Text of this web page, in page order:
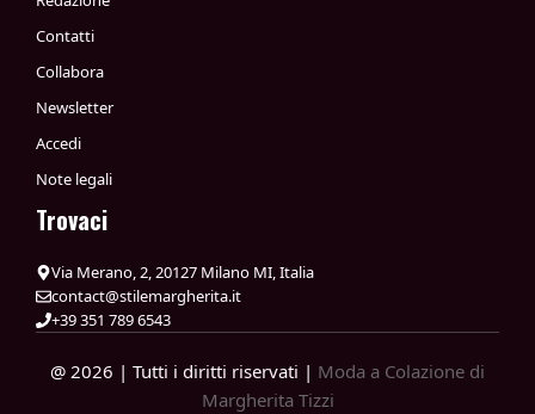
Contatti
Collabora
Newsletter
Accedi
Note legali
Trovaci
Via Merano, 2, 20127 Milano MI, Italia
contact@stilemargherita.it
+39 351 789 6543
@ 2026 | Tutti i diritti riservati | Moda a Colazione di
Margherita Tizzi